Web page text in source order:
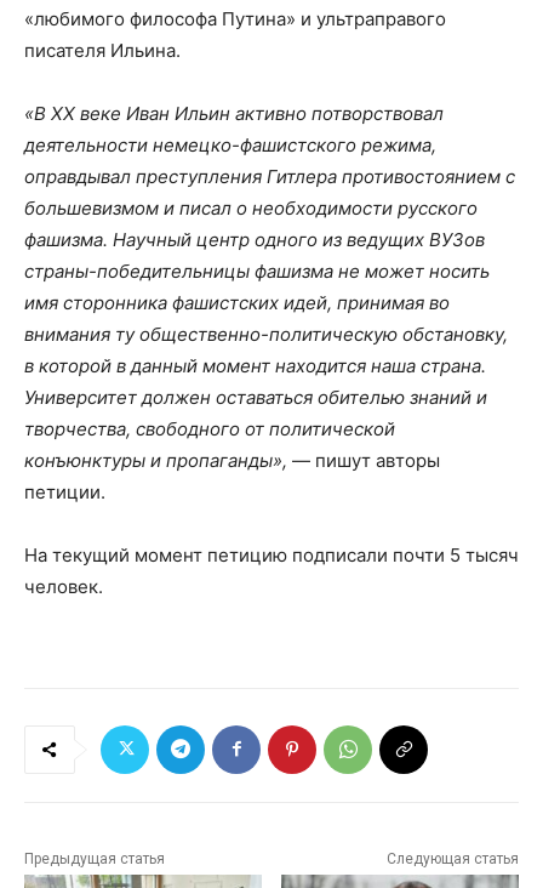
«любимого философа Путина» и ультраправого
писателя Ильина.
«В XX веке Иван Ильин активно потворствовал
деятельности немецко-фашистского режима,
оправдывал преступления Гитлера противостоянием с
большевизмом и писал о необходимости русского
фашизма. Научный центр одного из ведущих ВУЗов
страны-победительницы фашизма не может носить
имя сторонника фашистских идей, принимая во
внимания ту общественно-политическую обстановку,
в которой в данный момент находится наша страна.
Университет должен оставаться обителью знаний и
творчества, свободного от политической
конъюнктуры и пропаганды», — пишут авторы
петиции.
На текущий момент петицию подписали почти 5 тысяч
человек.
Предыдущая статья Следующая статья